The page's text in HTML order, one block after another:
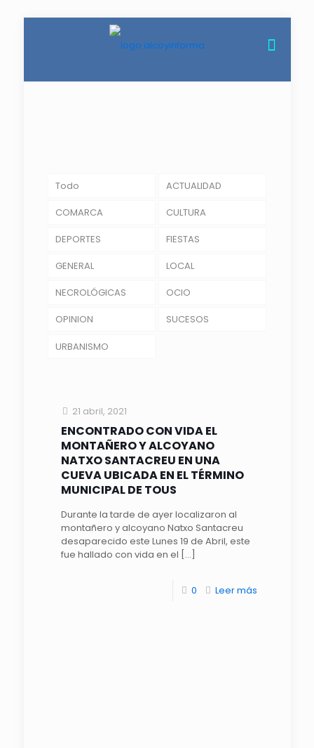
Todo ACTUALIDAD
COMARCA CULTURA
DEPORTES FIESTAS
GENERAL LOCAL
NECROLÓGICAS OCIO
OPINION SUCESOS
URBANISMO
21 abril, 2021
ENCONTRADO CON VIDA EL
MONTAÑERO Y ALCOYANO
NATXO SANTACREU EN UNA
CUEVA UBICADA EN EL TÉRMINO
MUNICIPAL DE TOUS
Durante la tarde de ayer localizaron al
montañero y alcoyano Natxo Santacreu
desaparecido este Lunes 19 de Abril, este
fue hallado con vida en el […]
0 Leer más